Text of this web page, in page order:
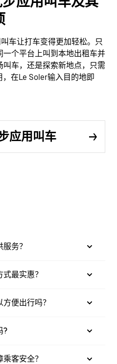
车让打车变得更加轻松。只
个平台上叫到本地出租车并
车，还是探索新地点，只需
在Le Soler输入目的地即
应用叫车
务？
最实惠？
便出行吗？
?
客安全？